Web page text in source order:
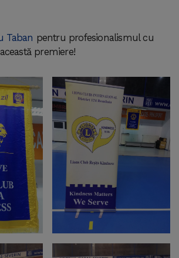
Taban pentru profesionalismul cu
premiere!